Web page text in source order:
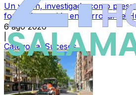
Un varón, investigado como
forestal ocurrido en Berrocal de
6 ago 2026
Categoría: Sucesos